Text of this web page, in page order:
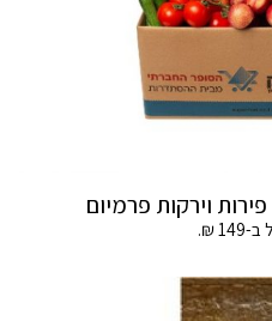
וירקות פרמיום